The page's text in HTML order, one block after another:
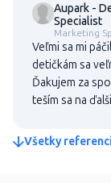
Aupark -
Specialist
Marketing
Veľmi sa mi
detičkám sa
Ďakujem za
teším sa na
Všetky